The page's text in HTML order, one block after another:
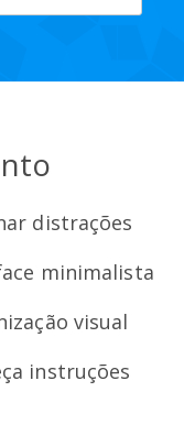
distrações
minimalista
visual
instruções